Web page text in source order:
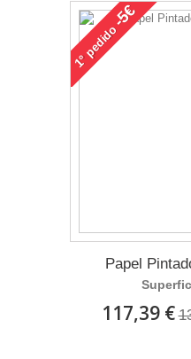
1°
pedido
-5€
Papel
117,39 €